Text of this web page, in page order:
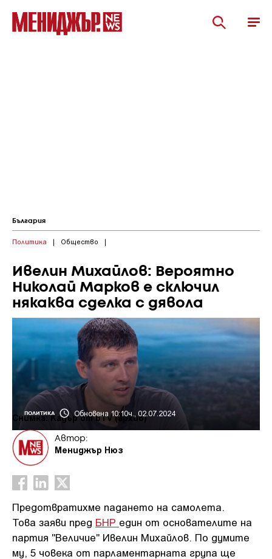
България
Политика | Общество |
Ивелин Михайлов: Вероятно
Николай Марков е сключил
някаква сделка с дявола
ПОЛИТИКА Обновена 10:10ч., 02.07.2024
Снимка: Кадър от bTV (архив)
Автор:
Мениджър Нюз
Предотвратихме падането на самолета.
Това заяви пред БНР един от основателите на
партия "Величие" Ивелин Михайлов. По думите
му, 5 човека от парламентарната група ще